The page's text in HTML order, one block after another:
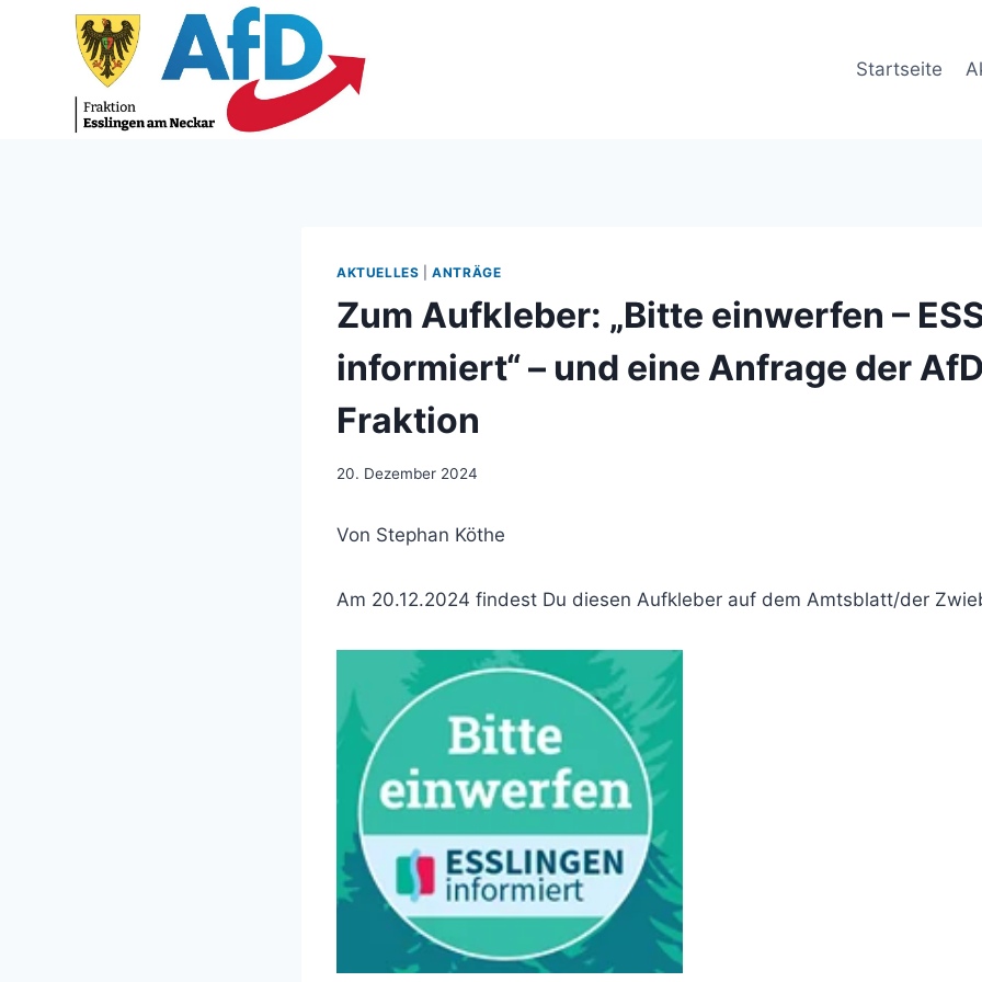
Startseite
AKTUELLES |ANTRÄGE
Zum Aufkleber: „Bitte einwerfen –
informiert“ – und eine Anfrage der
Fraktion
20. Dezember 2024
Von Stephan Köthe
Am 20.12.2024 findest Du diesen Aufkleber auf dem Amtsblatt/der